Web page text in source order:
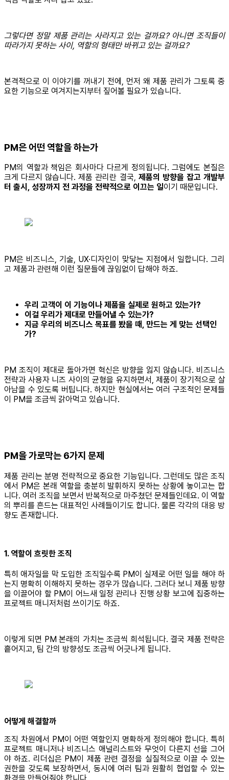
그렇다면 정말 제품 관리는 사라지고 있는 걸까요? 아니면 조직들이
따라가지 못하는 사이, 역할의 형태만 바뀌고 있는 걸까요?
본격적으로 이 이야기를 꺼내기 전에, 먼저 왜 제품 관리가 그토록 중
요한 기능으로 여겨지는지부터 짚어볼 필요가 있습니다.
PM은 어떤 역할을 하는가
PM의 역할과 책임은 회사마다 다르게 정의됩니다. 그럼에도 본질은
크게 다르지 않습니다. 제품 관리란 결국, 제품의 방향을 잡고 개발부
터 출시, 성장까지 전 과정을 전략적으로 이끄는 일이기 때문입니다.
PM은 비즈니스, 기술, UX·디자인이 맞닿는 지점에서 일합니다. 그리
고 제품과 관련해 이런 질문들에 끊임없이 답해야 하죠.
우리 고객이 이 기능이나 제품을 실제로 원하고 있는가?
이걸 우리가 제대로 만들어낼 수 있는가?
지금 우리의 비즈니스 목표를 봤을 때, 만드는 게 맞는 선택인
가?
PM 조직이 제대로 돌아가면 혁신은 방향을 잃지 않습니다. 비즈니스
전략과 사용자 니즈 사이의 균형을 유지하면서, 제품이 장기적으로 살
아남을 수 있도록 버팁니다. 하지만 현실에서는 여러 구조적인 문제들
이 PM을 조금씩 갉아먹고 있습니다.
PM을 가로막는 6가지 문제
제품 관리는 분명 전략적으로 중요한 기능입니다. 그런데도 많은 조직
에서 PM은 본래 역할을 충분히 발휘하지 못하는 상황에 놓이고는 합
니다. 여러 조직을 보면서 반복적으로 마주쳤던 문제들인데요. 이 역할
의 뿌리를 흔드는 대표적인 사례들이기도 합니다. 물론 각각의 대응 방
향도 존재합니다.
1. 역할이 흐릿한 조직
특히 애자일을 막 도입한 조직일수록 PM이 실제로 어떤 일을 해야 하
는지 명확히 이해하지 못하는 경우가 많습니다. 그러다 보니 제품 방향
을 이끌어야 할 PM이 어느새 일정 관리나 진행 상황 보고에 집중하는
프로젝트 매니저처럼 쓰이기도 하죠.
이렇게 되면 PM 본래의 가치는 조금씩 희석됩니다. 결국 제품 전략은
흩어지고, 팀 간의 방향성도 조금씩 어긋나게 됩니다.
어떻게 해결할까
조직 차원에서 PM이 어떤 역할인지 명확하게 정의해야 합니다. 특히
프로젝트 매니저나 비즈니스 애널리스트와 무엇이 다른지 선을 그어
야 하죠. 리더십은 PM이 제품 관련 결정을 실질적으로 이끌 수 있는
권한을 갖도록 보장하면서, 동시에 여러 팀과 원활히 협업할 수 있는